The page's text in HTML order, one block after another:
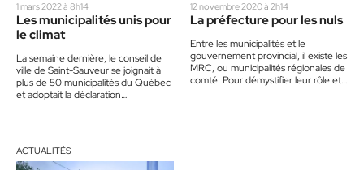
1 mars 2022 à 8h14
Les municipalités unis pour
le climat
La semaine dernière, le conseil de
ville de Saint-Sauveur se joignait à
plus de 50 municipalités du Québec
et adoptait la déclaration
12 novembre 2020 à 2h14
La préfecture pour les nuls
Entre les municipalités et le
gouvernement provincial, il existe les
MRC, ou municipalités régionales de
comté. Pour démystifier leur rôle et
ACTUALITÉS